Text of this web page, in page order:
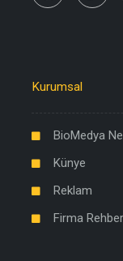
Kurumsal
BioMedya
Künye
Reklam
Firma